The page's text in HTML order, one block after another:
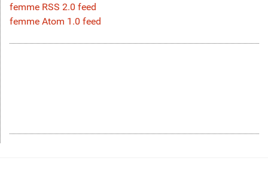
femme RSS 2.0 feed
femme Atom 1.0 feed